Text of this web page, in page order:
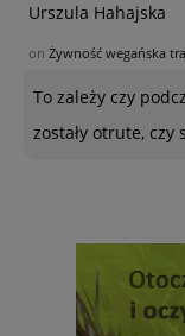
Urszula Hahajska
on Żywność wegańska
To zależy czy
zostały otrute,